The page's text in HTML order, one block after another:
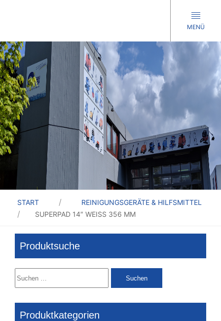
MENÜ
START
REINIGUNGSGERÄTE & HILFSMITTEL
SUPERPAD 14″ WEISS 356 MM
Produktsuche
Suchen
nach:
Produktkategorien